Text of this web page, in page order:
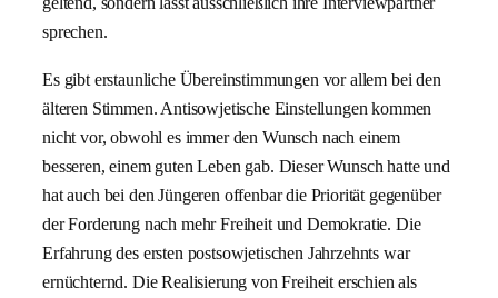
sprechen.
Es gibt erstaunliche Übereinstimmungen vor allem bei den
älteren Stimmen. Antisowjetische Einstellungen kommen
nicht vor, obwohl es immer den Wunsch nach einem
besseren, einem guten Leben gab. Dieser Wunsch hatte und
hat auch bei den Jüngeren offenbar die Priorität gegenüber
der Forderung nach mehr Freiheit und Demokratie. Die
Erfahrung des ersten postsowjetischen Jahrzehnts war
ernüchternd. Die Realisierung von Freiheit erschien als